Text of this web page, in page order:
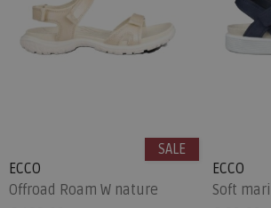
ECCO
Offroad Roam W nature
SALE
ECCO
Soft